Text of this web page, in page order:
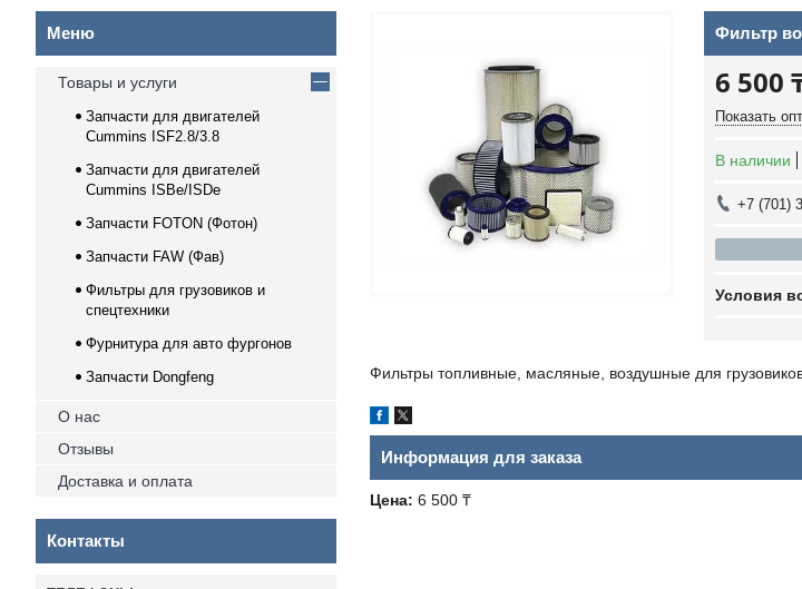
Фильтр
6 500
Показать
В наличии
+7 (701)
Фильтры топливные, масляные, воздушные для
Информация для заказа
Цена: 6 500 ₸
Товары и услуги
Запчасти для двигателей
Cummins ISF2.8/3.8
Запчасти для двигателей
Cummins ISBe/ISDe
Запчасти FOTON (Фотон)
Запчасти FAW (Фав)
Фильтры для грузовиков и
спецтехники
Фурнитура для авто фургонов
Запчасти Dongfeng
О нас
Отзывы
Доставка и оплата
Контакты